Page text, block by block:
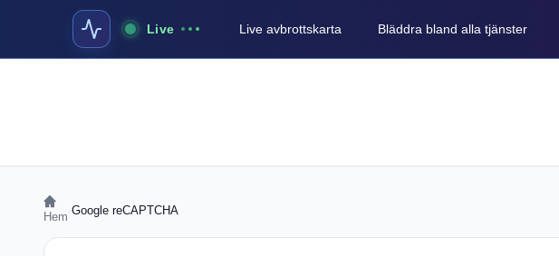
Live Live avbrottskarta Bläddra bland alla tjänster
Hem Google reCAPTCHA